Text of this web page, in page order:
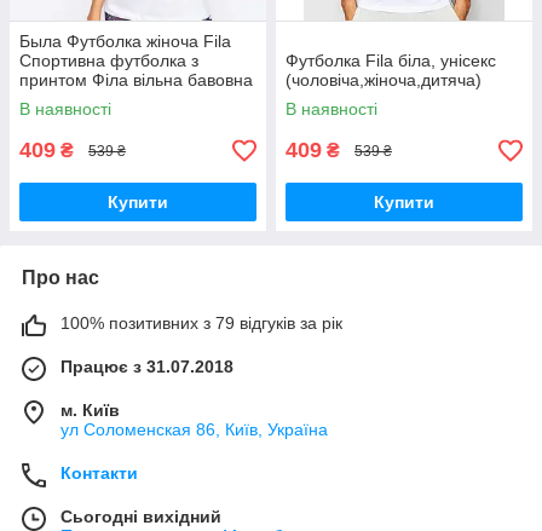
Была Футболка жіноча Fila
Спортивна футболка з
принтом Філа вільна бавовна
100% унісекс (чоловіча,
жіноча, підліткова)
В наявності
409 ₴ 539 ₴
Купити
Футболка Fila біла, унісекс
(чоловіча,жіноча,дитяча)
В наявності
409 ₴ 539 ₴
Купити
Про нас
100% позитивних з 79 відгуків за рік
Працює з 31.07.2018
м. Київ
ул Соломенская 86, Київ, Україна
Контакти
Сьогодні вихідний